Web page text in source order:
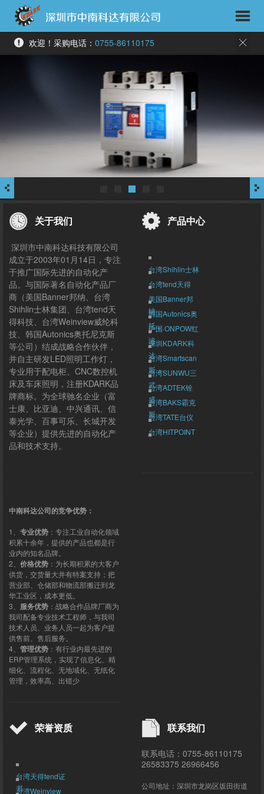
欢迎！采购电话： 0755-86110175
关于我们
深圳市中南科达科技有限公司
成立于2003年01月14日，专注
于推广国际先进的自动化产
品。与国际著名自动化产品厂
商（美国Banner邦纳、台湾
Shihlin士林集团、台湾tend天
得科技、台湾Weinview威纶科
技、韩国Autonics奥托尼克斯
等公司）结成战略合作伙伴，
并自主研发LED照明工作灯，
专业用于配电柜、CNC数控机
床及车床照明，注册KDARK品
牌商标。为全球驰名企业（富
士康、比亚迪、中兴通讯、信
泰光学、百事可乐、长城开发
等企业）提供先进的自动化产
品和技术支持。
中南科达公司的竞争优势：
1、 专业优势 ：专注工业自动化领域
积累十余年，提供的产品也都是行
业内的知名品牌。
2、 价格优势 ：为长期积累的大客户
供货，交货量大并有特案支持；把
营业部、仓储部和物流部搬迁到龙
华工业区，成本更低。
3、 服务优势 ：战略合作品牌厂商为
我司配备专业技术工程师，与我司
技术人员、业务人员一起为客户提
供售前、售后服务。
4、 管理优势 ：有行业内最先进的
ERP管理系统，实现了信息化、精
细化、流程化、无地域化、无纸化
管理，效率高、出错少
产品中心
台湾Shihlin士林
台湾tend天得
美国Banner邦
纳
韩国Autonics奥
托...
中国·ONPOW红
波
深圳KDARK科
达
台湾Smartscan
斯...
台湾SUNWU三
武
台湾ADTEK铨
盛
台湾BAKS霸克
斯
台湾TATE台仪
台湾HITPOINT
荣誉资质
台湾天得tend证
书
台湾Weinview
联系我们
联系电话：0755-86110175
26583375 26966456
公司地址：深圳市龙岗区坂田街道